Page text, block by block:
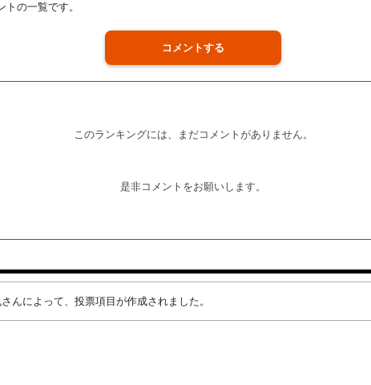
の一覧です。
コメントする
このランキングには、まだコメントがありません。
是非コメントをお願いします。
んによって、投票項目が作成されました。